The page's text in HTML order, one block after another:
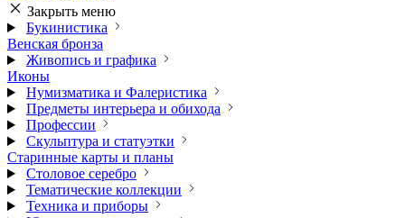
Закрыть меню
Букинистика
Венская бронза
Живопись и графика
Иконы
Нумизматика и Фалеристика
Предметы интерьера и обихода
Профессии
Скульптура и статуэтки
Старинные карты и планы
Столовое серебро
Тематические коллекции
Техника и приборы